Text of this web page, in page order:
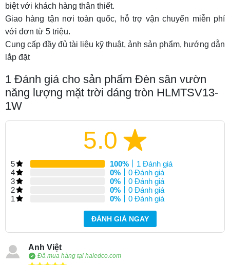
biệt với khách hàng thân thiết.
Giao hàng tận nơi toàn quốc, hỗ trợ vận chuyển miễn phí
với đơn từ 5 triệu.
Cung cấp đầy đủ tài liệu kỹ thuật, ảnh sản phẩm, hướng dẫn
lắp đặt
1 Đánh giá cho sản phẩm Đèn sân vườn
năng lượng mặt trời dáng tròn HLMTSV13-
1W
5.0
5 100%
1 Đánh giá
4
0%
0 Đánh giá
3
0%
0 Đánh giá
2
0%
0 Đánh giá
1
0% 0 Đánh giá
ĐÁNH GIÁ NGAY
Anh Việt
Đã mua hàng tại haledco.com